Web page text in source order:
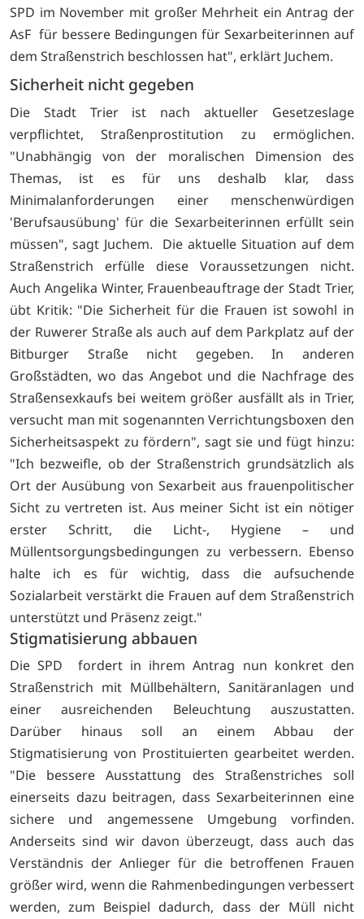
SPD im November mit großer Mehrheit ein Antrag der
AsF für bessere Bedingungen für Sexarbeiterinnen auf
dem Straßenstrich beschlossen hat", erklärt Juchem.
Sicherheit nicht gegeben
Die Stadt Trier ist nach aktueller Gesetzeslage
verpflichtet, Straßenprostitution zu ermöglichen.
"Unabhängig von der moralischen Dimension des
Themas, ist es für uns deshalb klar, dass
Minimalanforderungen einer menschenwürdigen
'Berufsausübung' für die Sexarbeiterinnen erfüllt sein
müssen", sagt Juchem. Die aktuelle Situation auf dem
Straßenstrich erfülle diese Voraussetzungen nicht.
Auch Angelika Winter, Frauenbeauftrage der Stadt Trier,
übt Kritik: "Die Sicherheit für die Frauen ist sowohl in
der Ruwerer Straße als auch auf dem Parkplatz auf der
Bitburger Straße nicht gegeben. In anderen
Großstädten, wo das Angebot und die Nachfrage des
Straßensexkaufs bei weitem größer ausfällt als in Trier,
versucht man mit sogenannten Verrichtungsboxen den
Sicherheitsaspekt zu fördern", sagt sie und fügt hinzu:
"Ich bezweifle, ob der Straßenstrich grundsätzlich als
Ort der Ausübung von Sexarbeit aus frauenpolitischer
Sicht zu vertreten ist. Aus meiner Sicht ist ein nötiger
erster Schritt, die Licht-, Hygiene – und
Müllentsorgungsbedingungen zu verbessern. Ebenso
halte ich es für wichtig, dass die aufsuchende
Sozialarbeit verstärkt die Frauen auf dem Straßenstrich
unterstützt und Präsenz zeigt."
Stigmatisierung abbauen
Die SPD fordert in ihrem Antrag nun konkret den
Straßenstrich mit Müllbehältern, Sanitäranlagen und
einer ausreichenden Beleuchtung auszustatten.
Darüber hinaus soll an einem Abbau der
Stigmatisierung von Prostituierten gearbeitet werden.
"Die bessere Ausstattung des Straßenstriches soll
einerseits dazu beitragen, dass Sexarbeiterinnen eine
sichere und angemessene Umgebung vorfinden.
Anderseits sind wir davon überzeugt, dass auch das
Verständnis der Anlieger für die betroffenen Frauen
größer wird, wenn die Rahmenbedingungen verbessert
werden, zum Beispiel dadurch, dass der Müll nicht